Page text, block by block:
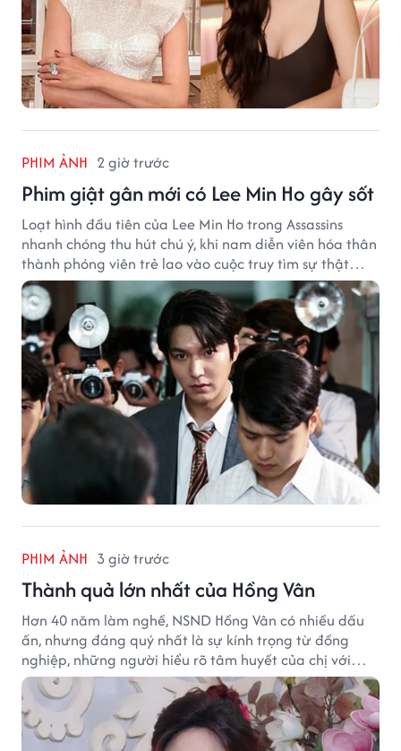
PHIM ẢNH 2 giờ trước
Phim giật gân mới có Lee Min Ho gây sốt
Loạt hình đầu tiên của Lee Min Ho trong Assassins
nhanh chóng thu hút chú ý, khi nam diễn viên hóa thân
thành phóng viên trẻ lao vào cuộc truy tìm sự thật
phía sau một vụ ám sát gây chấn động Hàn Quốc.
PHIM ẢNH 3 giờ trước
Thành quả lớn nhất của Hồng Vân
Hơn 40 năm làm nghề, NSND Hồng Vân có nhiều dấu
ấn, nhưng đáng quý nhất là sự kính trọng từ đồng
nghiệp, những người hiểu rõ tâm huyết của chị với
nghệ thuật.